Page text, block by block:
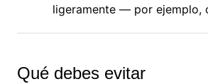
ligeramente — por ejemplo,
Qué debes evitar